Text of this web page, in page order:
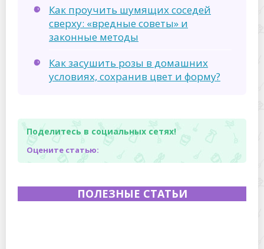
Как проучить шумящих соседей
сверху: «вредные советы» и
законные методы
Как засушить розы в домашних
условиях, сохранив цвет и форму?
Поделитесь в социальных сетях!
Оцените статью:
ПОЛЕЗНЫЕ СТАТЬИ